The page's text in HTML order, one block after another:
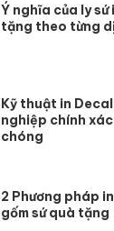
Ý nghĩa của ly
tặng theo từng
Kỹ thuật in
nghiệp chính
chóng
2 Phương pháp
gốm sứ quà tặng